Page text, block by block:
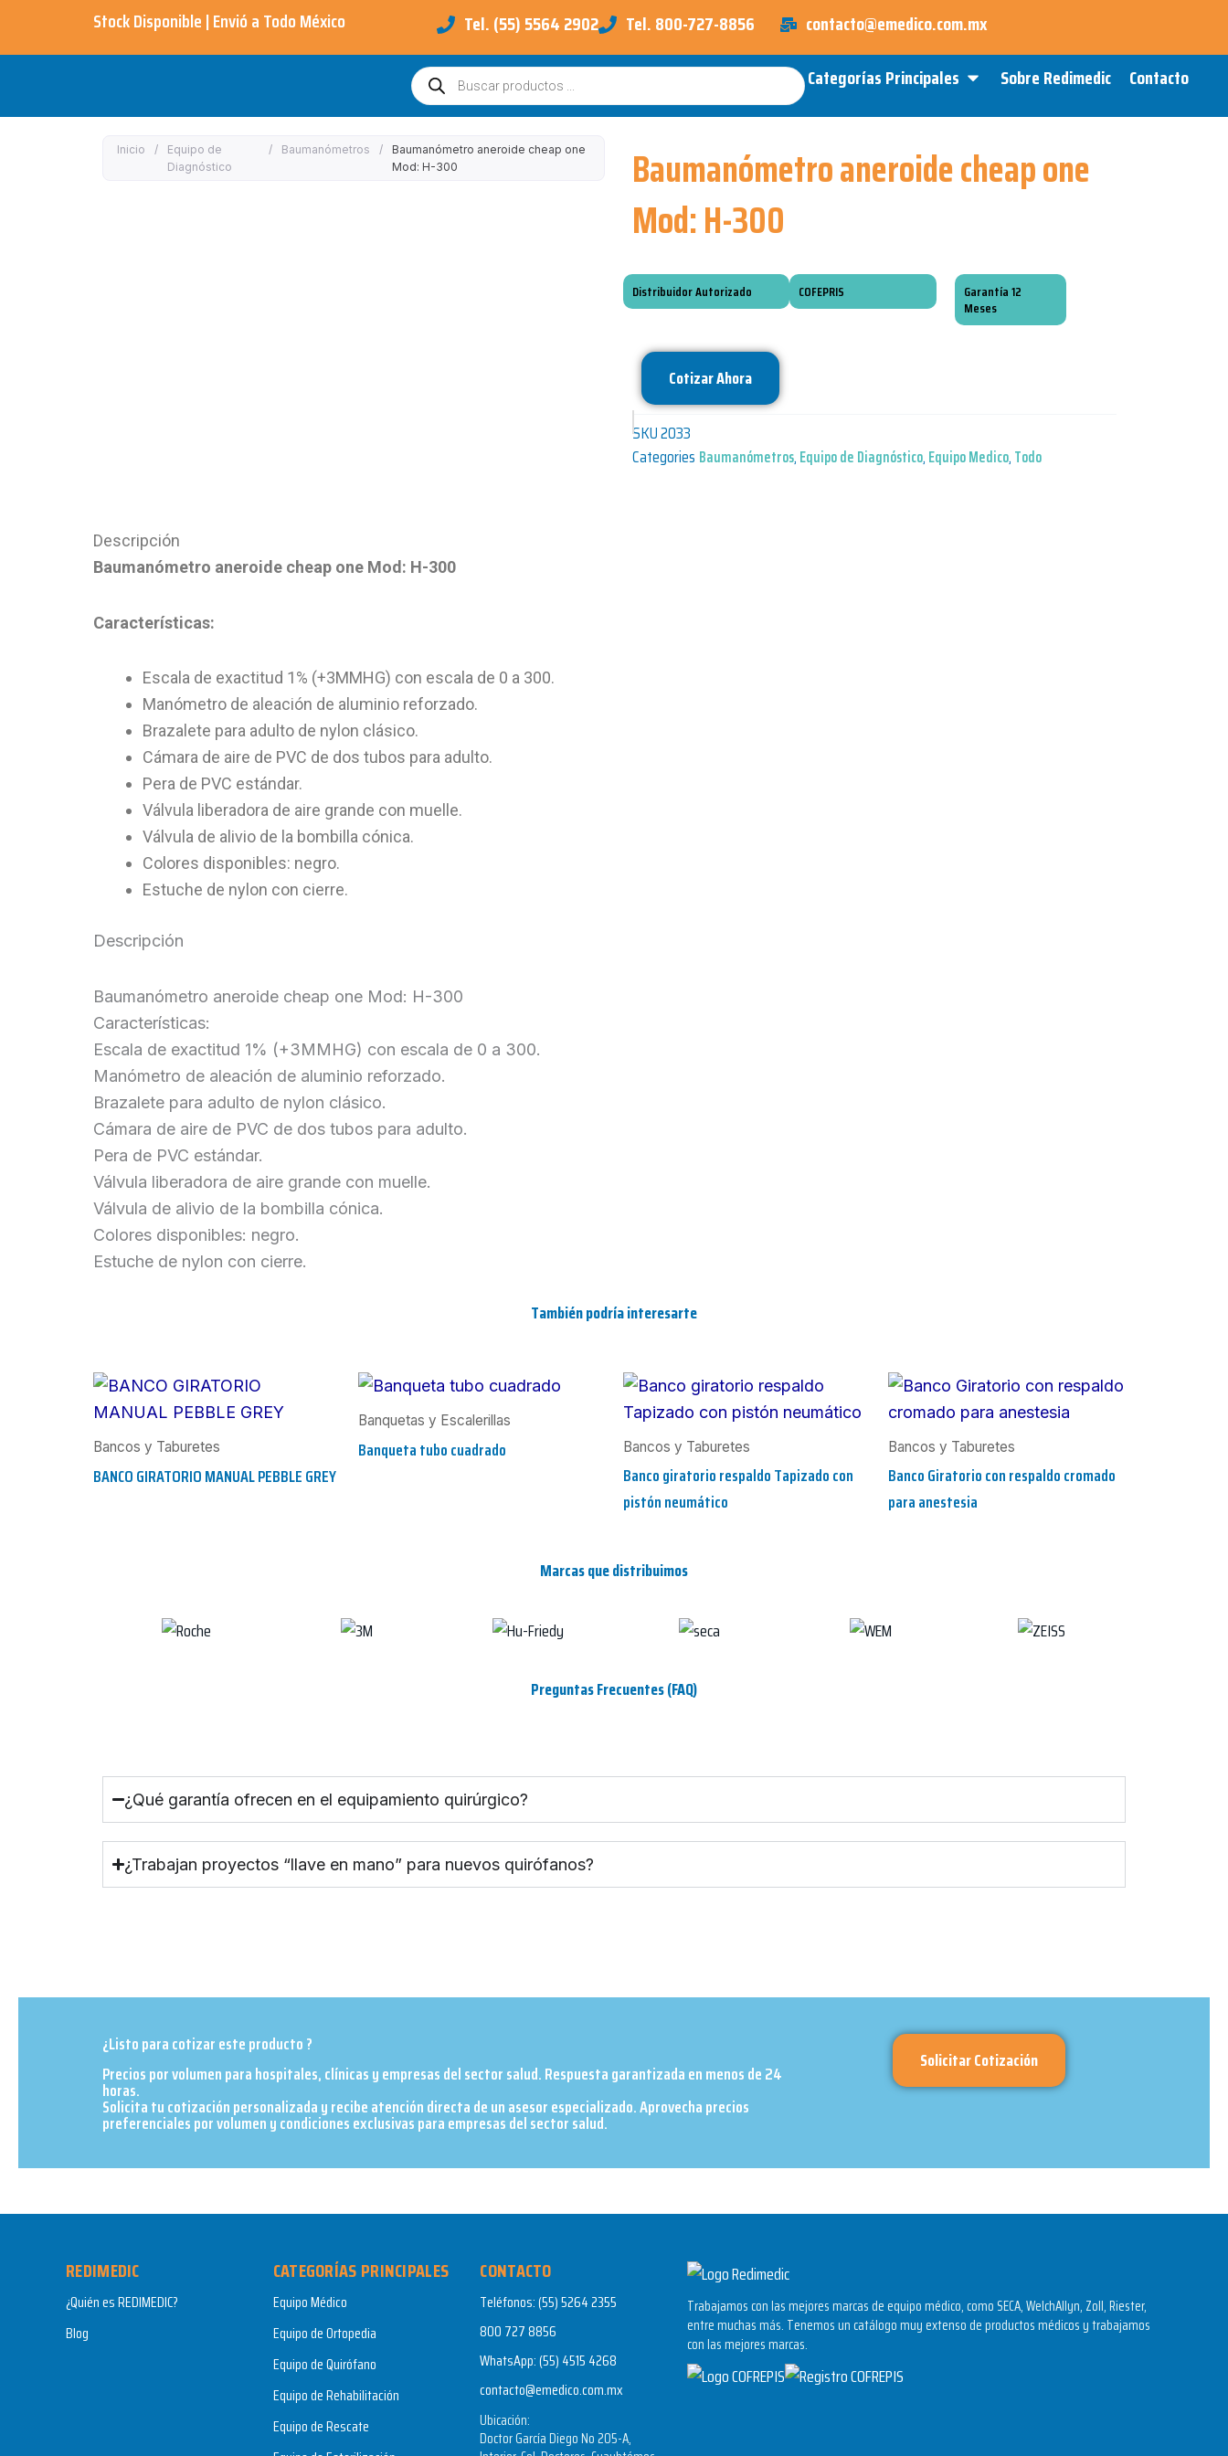
Stock Disponible | Envió a Todo México​ Tel. (55) 5564 2902 Tel. 800-727-8856 contacto@emedico.com.mx
Búsqueda
de
productos
Categorías Principales Open Categorías Principales
Sobre Redimedic Contacto
Inicio /
Equipo de
Diagnóstico
/ Baumanómetros /
Baumanómetro aneroide cheap one
Mod: H-300
Baumanómetro aneroide cheap one
Mod: H-300
Distribuidor Autorizado COFEPRIS
Garantía 12
Meses
Cotizar Ahora
SKU2033
Categories Baumanómetros, Equipo de Diagnóstico, Equipo Medico, Todo
Descripción
Baumanómetro aneroide cheap one Mod: H-300
Características:
Escala de exactitud 1% (+3MMHG) con escala de 0 a 300.
Manómetro de aleación de aluminio reforzado.
Brazalete para adulto de nylon clásico.
Cámara de aire de PVC de dos tubos para adulto.
Pera de PVC estándar.
Válvula liberadora de aire grande con muelle.
Válvula de alivio de la bombilla cónica.
Colores disponibles: negro.
Estuche de nylon con cierre.
Descripción
Baumanómetro aneroide cheap one Mod: H-300
Características:
Escala de exactitud 1% (+3MMHG) con escala de 0 a 300.
Manómetro de aleación de aluminio reforzado.
Brazalete para adulto de nylon clásico.
Cámara de aire de PVC de dos tubos para adulto.
Pera de PVC estándar.
Válvula liberadora de aire grande con muelle.
Válvula de alivio de la bombilla cónica.
Colores disponibles: negro.
Estuche de nylon con cierre.
También podría interesarte
Bancos y Taburetes
BANCO GIRATORIO MANUAL PEBBLE GREY
Banquetas y Escalerillas
Banqueta tubo cuadrado Bancos y Taburetes
Banco giratorio respaldo Tapizado con
pistón neumático
Bancos y Taburetes
Banco Giratorio con respaldo cromado
para anestesia
Marcas que distribuimos
Preguntas Frecuentes (FAQ)
¿Qué garantía ofrecen en el equipamiento quirúrgico?
¿Trabajan proyectos “llave en mano” para nuevos quirófanos?
¿Listo para cotizar este producto ?
Precios por volumen para hospitales, clínicas y empresas del sector salud. Respuesta garantizada en menos de 24
horas.
Solicita tu cotización personalizada y recibe atención directa de un asesor especializado. Aprovecha precios
preferenciales por volumen y condiciones exclusivas para empresas del sector salud.​
Solicitar Cotización
REDIMEDIC
¿Quién es REDIMEDIC?
Blog
CATEGORÍAS PRINCIPALES
Equipo Médico
Equipo de Ortopedia
Equipo de Quirófano
Equipo de Rehabilitación
Equipo de Rescate
CONTACTO
Teléfonos:(55) 5264 2355
800 727 8856
WhatsApp:(55) 4515 4268
contacto@emedico.com.mx
Ubicación:
Doctor García Diego No 205-A,
Trabajamos con las mejores marcas de equipo médico, como SECA, WelchAllyn, Zoll, Riester,
entre muchas más. Tenemos un catálogo muy extenso de productos médicos y trabajamos
con las mejores marcas.